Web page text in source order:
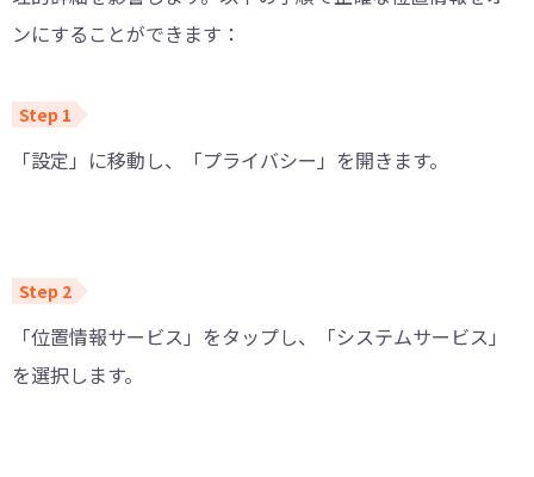
ンにすることができます：
「設定」に移動し、「プライバシー」を開きます。
「位置情報サービス」をタップし、「システムサービス」
を選択します。